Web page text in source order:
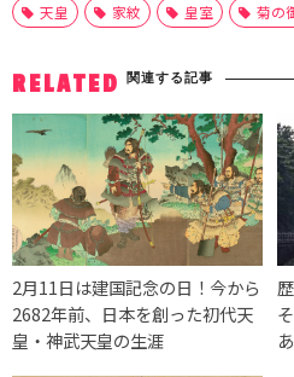
天皇 家紋 皇室 菊の
RELATED 関連する記事
2月11日は建国記念の日！今から
2682年前、日本を創った初代天
皇・神武天皇の生涯